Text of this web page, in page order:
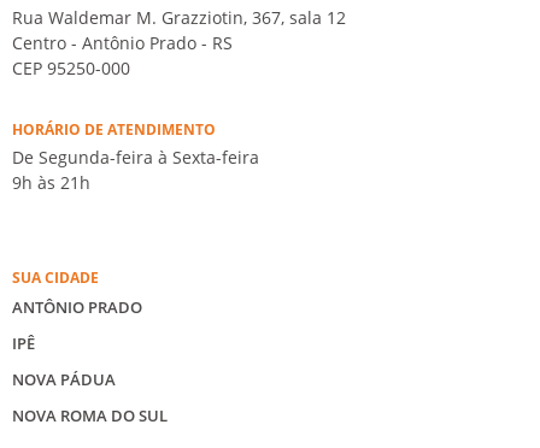
Rua Waldemar M. Grazziotin, 367, sala 12
Centro - Antônio Prado - RS
CEP 95250-000
HORÁRIO DE ATENDIMENTO
De Segunda-feira à Sexta-feira
9h às 21h
SUA CIDADE
ANTÔNIO PRADO
IPÊ
NOVA PÁDUA
NOVA ROMA DO SUL